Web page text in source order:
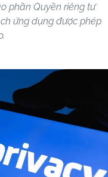
phần Quyền riêng tư
ứng dụng được phép